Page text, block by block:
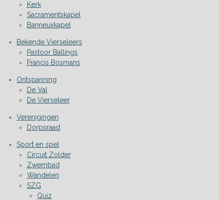
Kerk
Sacramentskapel
Banneuxkapel
Bekende Vierseleers
Pastoor Ballings
Francis Bosmans
Ontspanning
De Val
De Vierseleer
Verenigingen
Dorpsraad
Sport en spel
Circuit Zolder
Zwembad
Wandelen
SZG
Quiz